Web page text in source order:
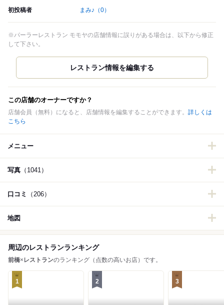
初投稿者 まみ♪ （0）
※パーラーレストラン モモヤの店舗情報に誤りがある場合は、以下から修正
して下さい。
この店舗のオーナーですか？
店舗会員（無料）になると、店舗情報を編集することができます。 詳しくは
こちら
メニュー
写真 （1041）
口コミ （206）
地図
周辺のレストランランキング
前橋× レストランのランキング（点数の高いお店）です。
1 2 3